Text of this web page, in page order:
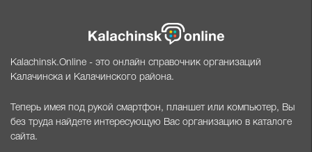
Kalachinsk.Online - это онлайн справочник организаций
Калачинска и Калачинского района.
Теперь имея под рукой смартфон, планшет или компьютер, Вы
без труда найдете интересующую Вас организацию в каталоге
сайта.